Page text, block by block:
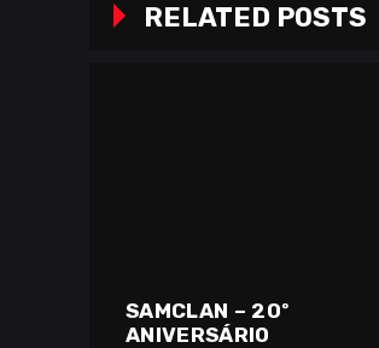
RELATED POSTS
SAMCLAN – 20º
ANIVERSÁRIO